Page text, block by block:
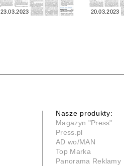
23.03.2023 20.03.2023
Nasze produkty:
Magazyn "Press"
Press.pl
AD wo/MAN
Top Marka
Panorama Reklamy